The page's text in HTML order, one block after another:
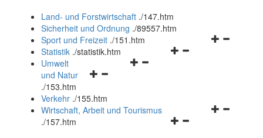
und
schließen
Land- und Forstwirtschaft ./147.htm
Sicherheit und Ordnung ./89557.htm
Navigationsmenü
Sport und Freizeit ./151.htm
Navigationsmenü
Statistik ./statistik.htm
Navigationsmenü
und
schließen
Umwelt
und Natur
./153.htm
Verkehr ./155.htm
Navigationsmenü
Wirtschaft, Arbeit und Tourismus
./157.htm